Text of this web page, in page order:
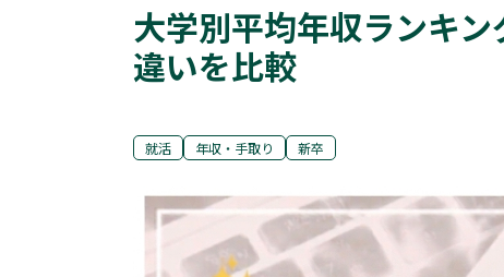
大学別平均年収ランキ
違いを比較
就活 年収・手取り 新卒